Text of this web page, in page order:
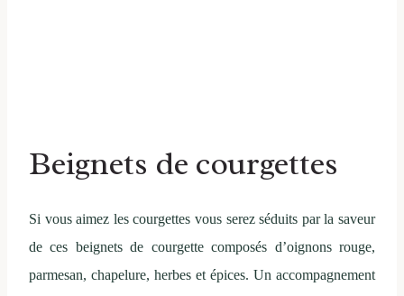
Beignets de courgettes
Si vous aimez les courgettes vous serez séduits par la saveur
de ces beignets de courgette composés d’oignons rouge,
parmesan, chapelure, herbes et épices. Un accompagnement